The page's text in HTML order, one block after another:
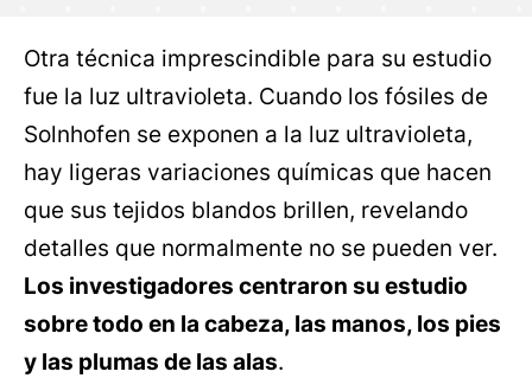
Otra técnica imprescindible para su estudio
fue la luz ultravioleta. Cuando los fósiles de
Solnhofen se exponen a la luz ultravioleta,
hay ligeras variaciones químicas que hacen
que sus tejidos blandos brillen, revelando
detalles que normalmente no se pueden ver.
Los investigadores centraron su estudio
sobre todo en la cabeza, las manos, los pies
y las plumas de las alas.